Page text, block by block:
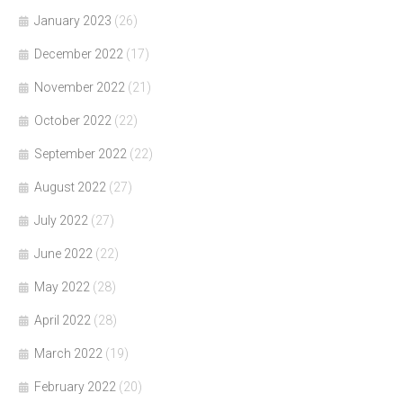
January 2023 (26)
December 2022 (17)
November 2022 (21)
October 2022 (22)
September 2022 (22)
August 2022 (27)
July 2022 (27)
June 2022 (22)
May 2022 (28)
April 2022 (28)
March 2022 (19)
February 2022 (20)